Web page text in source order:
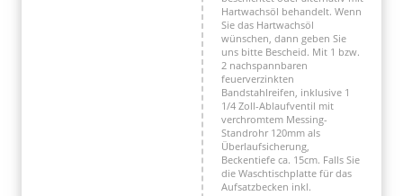
Hartwachsöl behandelt. Wenn
Sie das Hartwachsöl
wünschen, dann geben Sie
uns bitte Bescheid. Mit 1 bzw.
2 nachspannbaren
feuerverzinkten
Bandstahlreifen, inklusive 1
1/4 Zoll-Ablaufventil mit
verchromtem Messing-
Standrohr 120mm als
Überlaufsicherung,
Beckentiefe ca. 15cm. Falls Sie
die Waschtischplatte für das
Aufsatzbecken inkl.